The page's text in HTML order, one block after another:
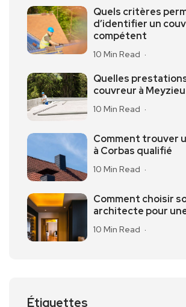
Quels critères
d’identifier un
compétent
10 Min Read
Quelles
couvreur à
10 Min Read
Comment trouver
à Corbas qualifié
10 Min Read
Comment choisir
architecte pour
10 Min Read
Étiquettes